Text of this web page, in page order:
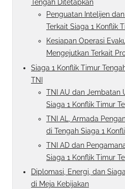
Tengah Ditetapkan
Penguatan Intelijen
Terkait Siaga 1 Konflik
Kesiapan Operasi
Mengejutkan Terkait
Siaga 1 Konflik Timur
TNI
TNI AU dan Jembatan
Siaga 1 Konflik Timur
TNI AL, Armada
di Tengah Siaga 1
TNI AD dan
Siaga 1 Konflik Timur
Diplomasi, Energi, dan
di Meja Kebijakan